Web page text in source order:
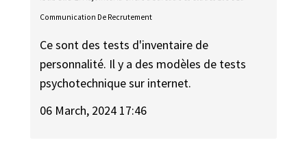
Communication De Recrutement
Ce sont des tests d'inventaire de
personnalité. Il y a des modèles de tests
psychotechnique sur internet.
06 March, 2024 17:46